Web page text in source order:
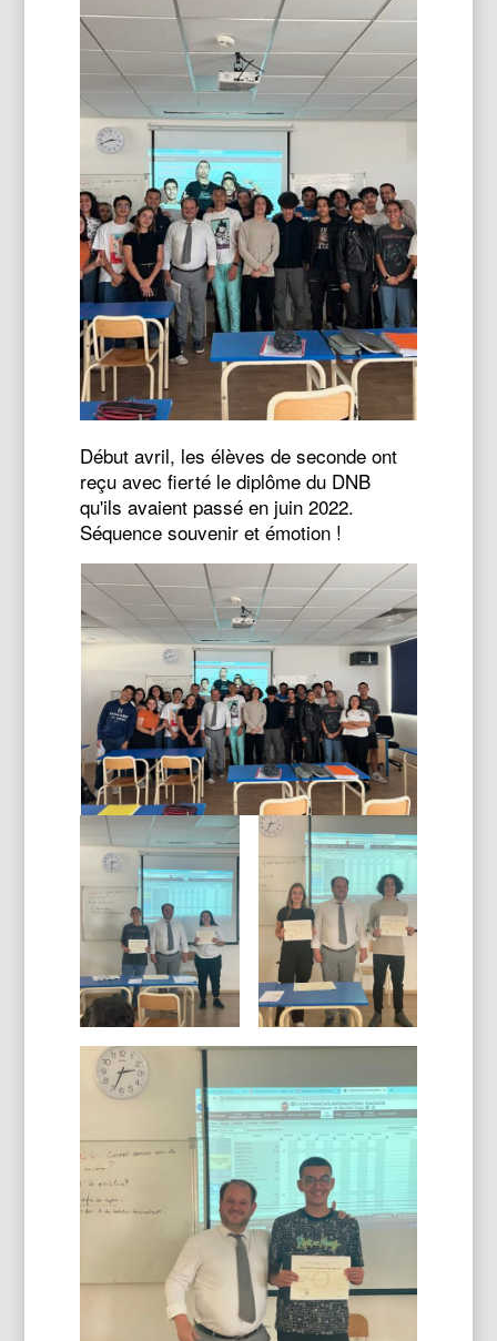
Début avril, les élèves de seconde ont
reçu avec fierté le diplôme du DNB
qu'ils avaient passé en juin 2022.
Séquence souvenir et émotion !